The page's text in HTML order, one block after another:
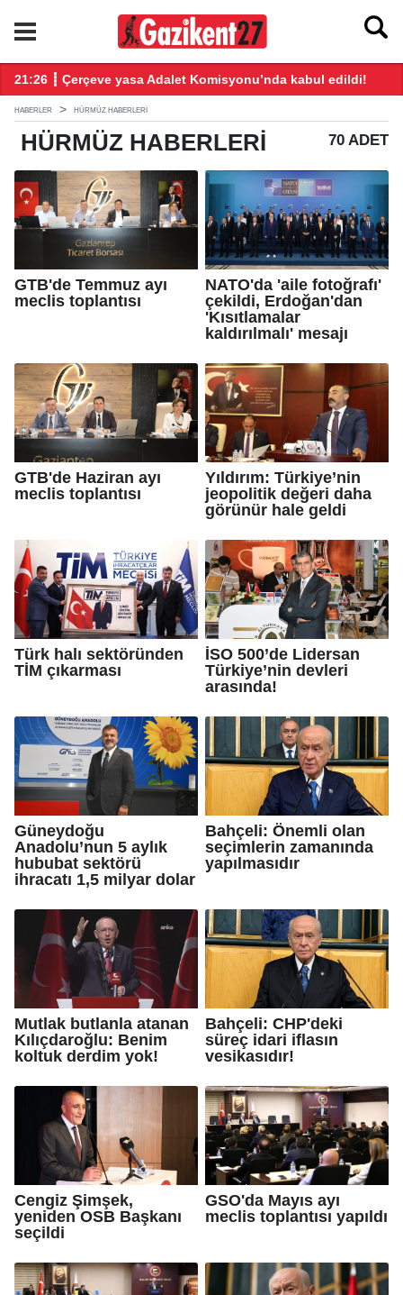
21:26 ┋ Çerçeve yasa Adalet Komisyonu’nda kabul edildi!
HABERLER HÜRMÜZ HABERLERI
HÜRMÜZ HABERLERI 70 ADET
GTB'de Temmuz ayı
meclis toplantısı
NATO'da 'aile fotoğrafı'
çekildi, Erdoğan'dan
'Kısıtlamalar
kaldırılmalı' mesajı
GTB'de Haziran ayı
meclis toplantısı
Yıldırım: Türkiye’nin
jeopolitik değeri daha
görünür hale geldi
Türk halı sektöründen
TİM çıkarması
İSO 500’de Lidersan
Türkiye’nin devleri
arasında!
Güneydoğu
Anadolu’nun 5 aylık
hububat sektörü
ihracatı 1,5 milyar dolar
Bahçeli: Önemli olan
seçimlerin zamanında
yapılmasıdır
Mutlak butlanla atanan
Kılıçdaroğlu: Benim
koltuk derdim yok!
Bahçeli: CHP'deki
süreç idari iflasın
vesikasıdır!
Cengiz Şimşek,
yeniden OSB Başkanı
seçildi
GSO'da Mayıs ayı
meclis toplantısı yapıldı